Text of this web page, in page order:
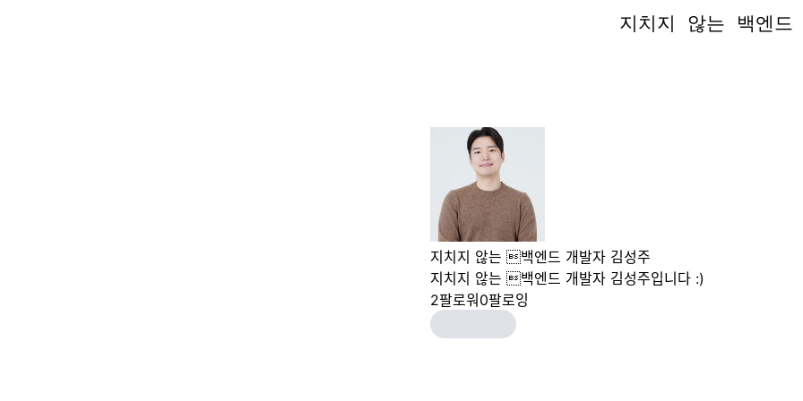
지치지 않는 백엔
지치지 않는 백엔
지치지 않는 백엔드 개발자 김성주
지치지 않는 백엔드 개발자 김성주입니다 :)
2팔로워 0팔로잉